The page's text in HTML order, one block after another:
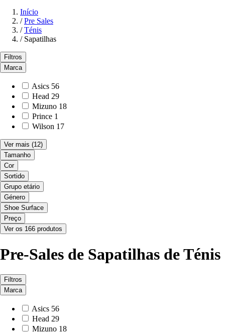
Início
/ Pre Sales
/ Ténis
/ Sapatilhas
Filtros
Marca
Asics 56
Head 29
Mizuno 18
Prince 1
Wilson 17
Ver mais (12)
Tamanho
Cor
Sortido
Grupo etário
Género
Shoe Surface
Preço
Ver os 166 produtos
Pre-Sales de Sapatilhas de Ténis
Filtros
Marca
Asics 56
Head 29
Mizuno 18